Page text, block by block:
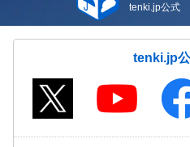
tenki.jp公式
tenki.jp